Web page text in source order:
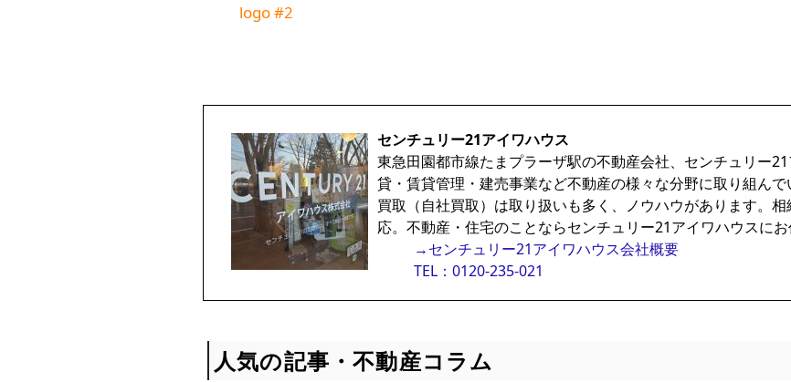
logo #2
センチュリー21アイワハウス
東急田園都市線たまプラーザ駅の不動産会社、センチュリー
貸・賃貸管理・建売事業など不動産の様々な分野に取り組ん
買取（自社買取）は取り扱いも多く、ノウハウがあります。
応。不動産・住宅のことならセンチュリー21アイワハウスにお
→センチュリー21アイワハウス会社概要
TEL：0120-235-021
人気の記事・不動産コラム